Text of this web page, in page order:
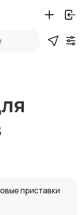
приставки